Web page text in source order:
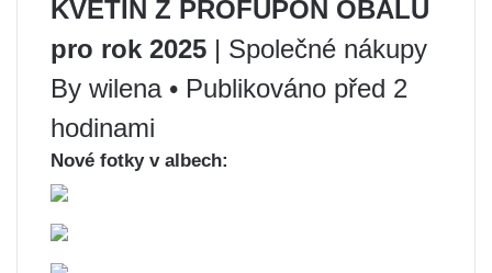
KVĚTIN Z PROFUPON OBALŮ
pro rok 2025 | Společné nákupy
By wilena • Publikováno před 2
hodinami
Nové fotky v albech: